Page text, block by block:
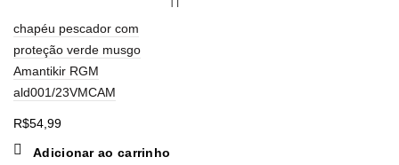
chapéu pescador com
proteção verde musgo
Amantikir RGM
ald001/23VMCAM
R$54,99
Adicionar ao carrinho